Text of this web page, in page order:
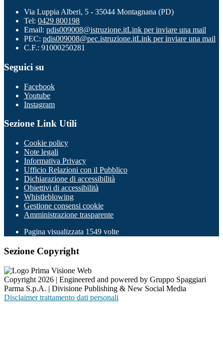
Via Luppia Alberi, 5 - 35044 Montagnana (PD)
Tel: 0429 800198
Email: pdis009008@istruzione.itLink per inviare una mail
PEC: pdis009008@pec.istruzione.itLink per inviare una mail
C.F.: 91000250281
Seguici su
Facebook
Youtube
Instagram
Sezione Link Utili
Cookie policy
Note legali
Informativa Privacy
Ufficio Relazioni con il Pubblico
Dichiarazione di accessibilità
Obiettivi di accessibilità
Whistleblowing
Gestione consensi cookie
Amministrazione trasparente
Pagina visualizzata 1549 volte
Sezione Copyright
Copyright 2026 | Engineered and powered by Gruppo Spaggiari
Parma S.p.A. | Divisione Publishing & New Social Media
Disclaimer trattamento dati personali